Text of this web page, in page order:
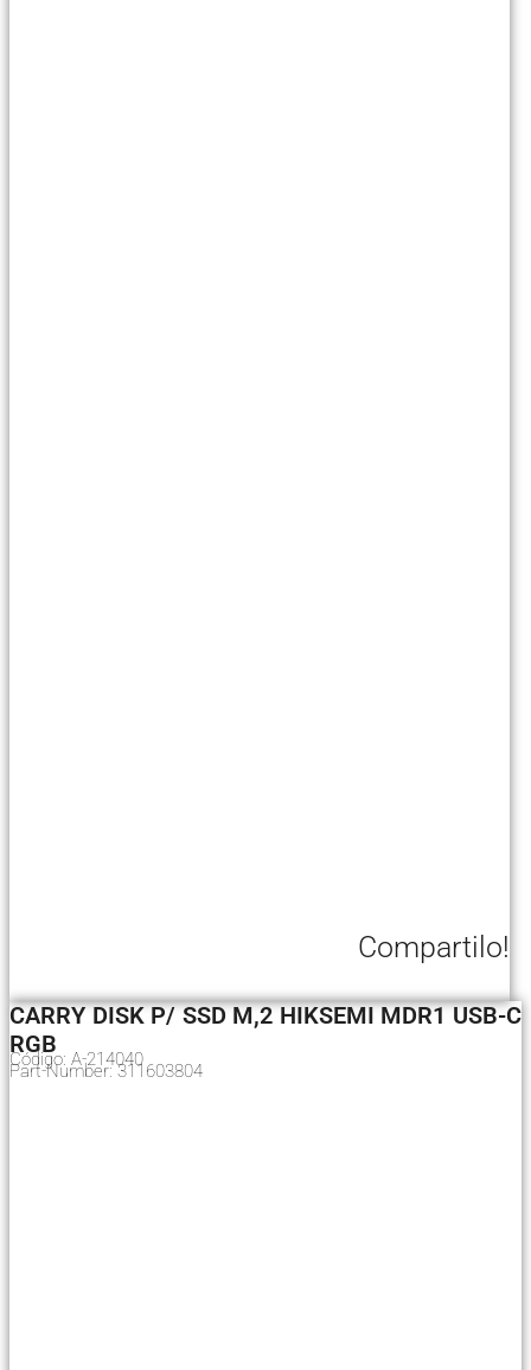
Compartilo!
CARRY DISK P/ SSD M,2 HIKSEMI MDR1 USB-C
RGB
Código: A-214040
Part-Number: 311603804